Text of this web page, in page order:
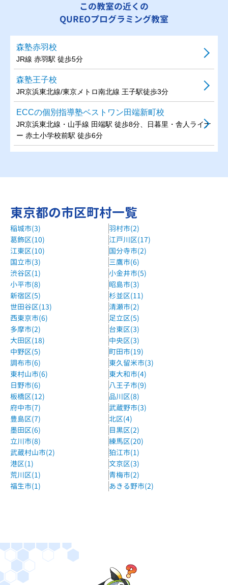
この教室の近くの
QUREOプログラミング教室
森塾赤羽校
JR線 赤羽駅 徒歩5分
森塾王子校
JR京浜東北線/東京メトロ南北線 王子駅徒歩3分
ECCの個別指導塾ベストワン田端新町校
JR京浜東北線・山手線 田端駅 徒歩8分、日暮里・舎人ライナ
ー 赤土小学校前駅 徒歩6分
東京都の市区町村一覧
稲城市(3)
羽村市(2)
葛飾区(10)
江戸川区(17)
江東区(10)
国分寺市(2)
国立市(3)
三鷹市(6)
渋谷区(1)
小金井市(5)
小平市(8)
昭島市(3)
新宿区(5)
杉並区(11)
世田谷区(13)
清瀬市(2)
西東京市(6)
足立区(5)
多摩市(2)
台東区(3)
大田区(18)
中央区(3)
中野区(5)
町田市(19)
調布市(6)
東久留米市(3)
東村山市(6)
東大和市(4)
日野市(6)
八王子市(9)
板橋区(12)
品川区(8)
府中市(7)
武蔵野市(3)
豊島区(7)
北区(4)
墨田区(6)
目黒区(2)
立川市(8)
練馬区(20)
武蔵村山市(2)
狛江市(1)
港区(1)
文京区(3)
荒川区(1)
青梅市(2)
福生市(1)
あきる野市(2)